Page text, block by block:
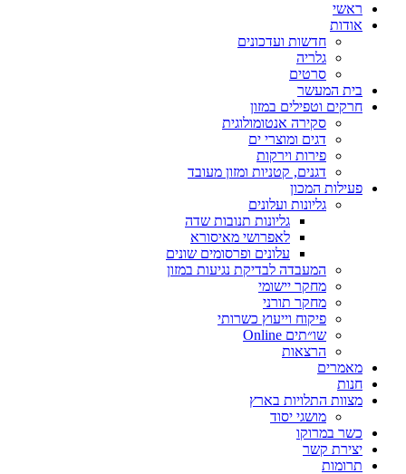
ראשי
אודות
חדשות ועדכונים
גלריה
סרטים
בית המעשר
חרקים וטפילים במזון
סקירה אנטומולוגית
דגים ומוצרי ים
פירות וירקות
דגנים, קטניות ומזון מעובד
פעילות המכון
גליונות ועלונים
גליונות תנובות שדה
לאפרושי מאיסורא
עלונים ופרסומים שונים
המעבדה לבדיקת נגיעות במזון
מחקר יישומי
מחקר תורני
פיקוח וייעוץ כשרותי
שו״תים Online
הרצאות
מאמרים
חנות
מצוות התלויות בארץ
מושגי יסוד
כשר במרוקו
יצירת קשר
תרומות